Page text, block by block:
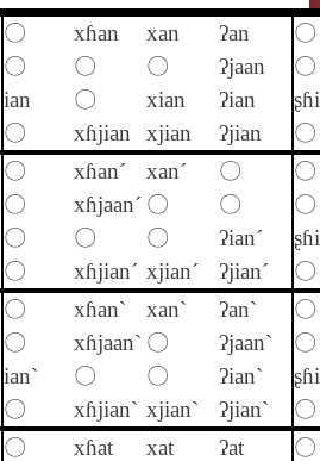
〇 xɦan xan ʔan
〇
〇 〇 〇 ʔjaan
〇
ian 〇 xian ʔian
〇 xɦjian xjian ʔjian
〇
〇 xɦan´ xan´ 〇
〇
〇 xɦjaan´ 〇 〇
〇
〇 〇 〇 ʔian´
〇 xɦjian´ xjian´ ʔjian´
〇
〇 xɦan` xan` ʔan`
〇
〇 xɦjaan` 〇 ʔjaan`
〇
ian` 〇 〇 ʔian`
〇 xɦjian` xjian` ʔjian`
〇
〇 xɦat xat ʔat
〇